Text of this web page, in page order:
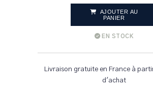
AJOUTER AU
PANIER
EN STOCK
Livraison gratuite en France à
d'achat